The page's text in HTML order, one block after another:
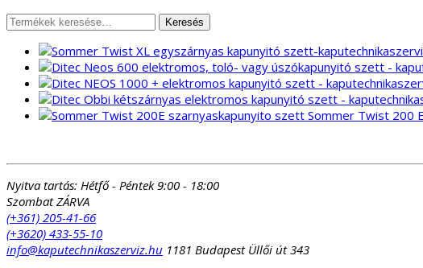
Keresés
a
következőre:
Keresés
Sommer Twist 200
Nyitva tartás: Hétfő - Péntek 9:00 - 18:00
Szombat ZÁRVA
(+361) 205-41-66
(+3620) 433-55-10
info@kaputechnikaszerviz.hu 1181 Budapest Üllői út 343